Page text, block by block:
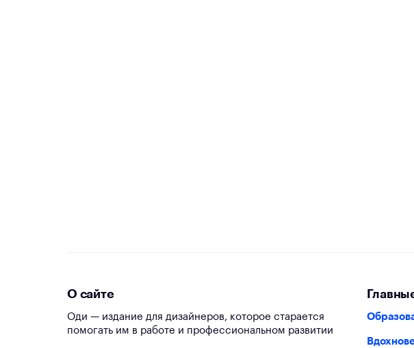
О сайте
Оди — издание для дизайнеров, которое старается
помогать им в работе и профессиональном развитии